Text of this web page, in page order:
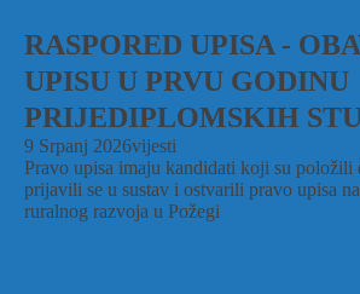
RASPORED UPISA -
UPISU U PRVU GODINU
PRIJEDIPLOMSKIH
9 Srpanj 2026vijesti
Pravo upisa imaju kandidati koji su položili
prijavili se u sustav i ostvarili pravo upisa
ruralnog razvoja u Požegi